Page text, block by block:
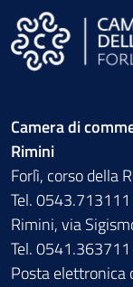
Camera di
Rimini
Forlì, corso della
Tel.
Rimini, via
Tel.
Posta elettronica